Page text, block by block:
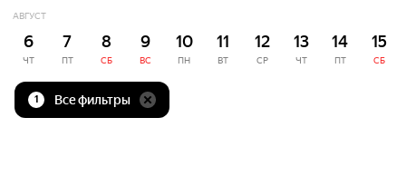
АВГУСТ
6
ЧТ
7
ПТ
8
СБ
9
ВС
10
ПН
11
ВТ
12
СР
13
ЧТ
14
ПТ
15
СБ
1 Все фильтры